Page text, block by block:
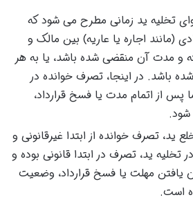
تخلیه ید زمانی مطرح می شود که
(مانند اجاره یا عاریه) بین مالک و
و مدت آن منقضی شده باشد، یا به هر
باشد. در اینجا، تصرف خوانده در
پس از اتمام مدت یا فسخ قرارداد،
شود.
ید، تصرف خوانده از ابتدا غیرقانونی و
تخلیه ید، تصرف در ابتدا قانونی بوده و
یافتن مهلت یا فسخ قرارداد، وضعیت
است.